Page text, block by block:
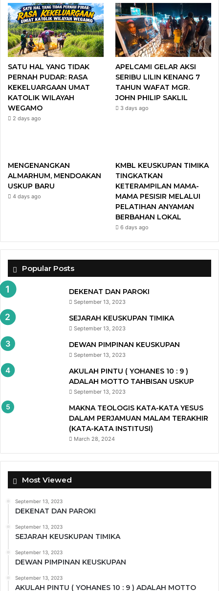
b
o
o
k
t
e
r
u
b
e
a
g
r
a
m
SATU HAL YANG TIDAK
PERNAH PUDAR: RASA
KEKELUARGAAN UMAT
KATOLIK WILAYAH
WEGAMO
2 days ago
APELCAMI GELAR AKSI
SERIBU LILIN KENANG 7
TAHUN WAFAT MGR.
JOHN PHILIP SAKLIL
3 days ago
MENGENANGKAN
ALMARHUM, MENDOAKAN
USKUP BARU
4 days ago
KMBL KEUSKUPAN TIMIKA
TINGKATKAN
KETERAMPILAN MAMA-
MAMA PESISIR MELALUI
PELATIHAN ANYAMAN
BERBAHAN LOKAL
6 days ago
Popular Posts
DEKENAT DAN PAROKI
September 13, 2023
SEJARAH KEUSKUPAN TIMIKA
September 13, 2023
DEWAN PIMPINAN KEUSKUPAN
September 13, 2023
AKULAH PINTU ( YOHANES 10 : 9 )
ADALAH MOTTO TAHBISAN USKUP
September 13, 2023
MAKNA TEOLOGIS KATA-KATA YESUS
DALAM PERJAMUAN MALAM TERAKHIR
(KATA-KATA INSTITUSI)
March 28, 2024
Most Viewed
September 13, 2023
DEKENAT DAN PAROKI
September 13, 2023
SEJARAH KEUSKUPAN TIMIKA
September 13, 2023
DEWAN PIMPINAN KEUSKUPAN
September 13, 2023
AKULAH PINTU ( YOHANES 10 : 9 ) ADALAH MOTTO